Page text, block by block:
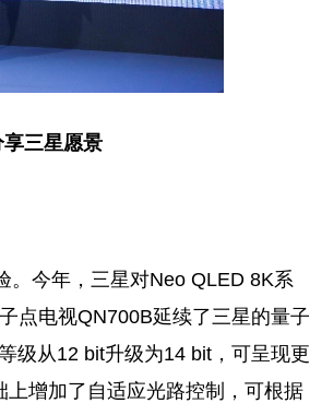
三星愿景
。今年，三星对Neo QLED 8K系
点电视QN700B延续了三星的量子
级从12 bit升级为14 bit，可呈现更
上增加了自适应光路控制，可根据